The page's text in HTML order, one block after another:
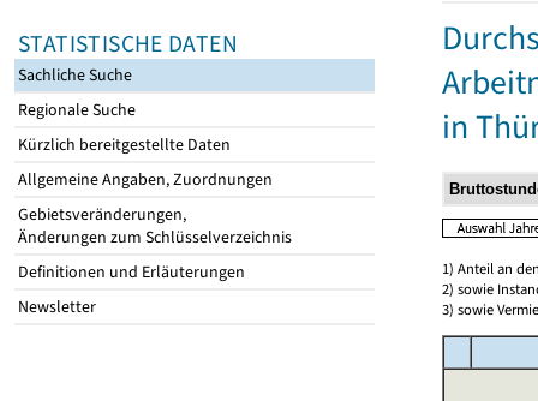
STATISTISCHE DATEN
Sachliche Suche
Regionale Suche
Kürzlich bereitgestellte Daten
Allgemeine Angaben, Zuordnungen
Gebietsveränderungen,
Änderungen zum Schlüsselverzeichnis
Definitionen und Erläuterungen
Newsletter
in
1) Anteil an
2) sowie
3) sowie